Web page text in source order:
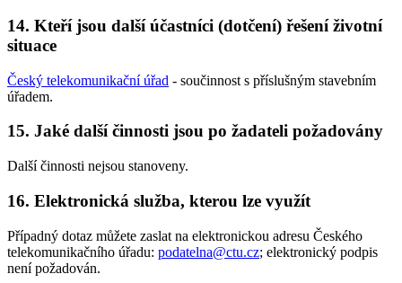
14. Kteří jsou další účastníci (dotčení) řešení životní
situace
Český telekomunikační úřad - součinnost s příslušným stavebním
úřadem.
15. Jaké další činnosti jsou po žadateli požadovány
Další činnosti nejsou stanoveny.
16. Elektronická služba, kterou lze využít
Případný dotaz můžete zaslat na elektronickou adresu Českého
telekomunikačního úřadu: podatelna@ctu.cz; elektronický podpis
není požadován.